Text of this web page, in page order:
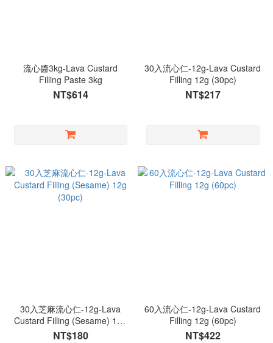
流心醬3kg-Lava Custard
Filling Paste 3kg
NT$614
30入流心仁-12g-Lava Custard
Filling 12g (30pc)
NT$217
30入芝麻流心仁-12g-Lava
Custard Filling (Sesame) 12g
(30pc)
NT$180
60入流心仁-12g-Lava Custard
Filling 12g (60pc)
NT$422